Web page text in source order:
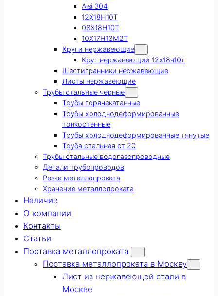
Aisi 304
12Х18Н10Т
08Х18Н10Т
10Х17Н13М2Т
Круги нержавеющие
Круг нержавеющий 12х18н10т
Шестигранники нержавеющие
Листы нержавеющие
Трубы стальные черные
Трубы горячекатанные
Трубы холоднодеформированные
тонкостенные
Трубы холоднодеформированные тянутые
Труба стальная ст 20
Трубы стальные водогазопроводные
Детали трубопроводов
Резка металлопроката
Хранение металлопроката
Наличие
О компании
Контакты
Статьи
Поставка металлопроката
Поставка металлопроката в Москву
Лист из нержавеющей стали в
Москве